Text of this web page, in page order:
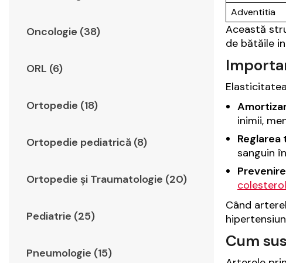
Oncologie (38)
ORL (6)
Ortopedie (18)
Ortopedie pediatrică (8)
Ortopedie şi Traumatologie (20)
Pediatrie (25)
Pneumologie (15)
Adventitia
Această
de bătăile
inimii,
sanguin
colesterol
Când
Cum